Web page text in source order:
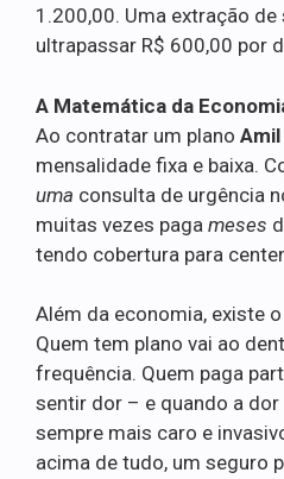
1.200,00. Uma extração
ultrapassar R$ 600,00 por
A Matemática da
Ao contratar um plano
mensalidade fixa e baixa.
uma consulta de urgência
muitas vezes paga meses
tendo cobertura para
Além da economia, existe
Quem tem plano vai ao
frequência. Quem paga
sentir dor – e quando a
sempre mais caro e
acima de tudo, um seguro